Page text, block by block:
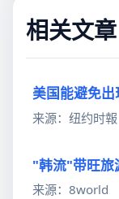
相关文章
美国能避免出
来源：纽约时報
"韩流"带旺旅
来源：8world